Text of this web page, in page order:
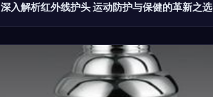
深入解析红外线护头 运动防护与保健的革新之选